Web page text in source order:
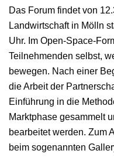
Das Forum findet von
Landwirtschaft in Mölln
Uhr. Im Open-Space-
Teilnehmenden selbst,
bewegen. Nach einer
die Arbeit der
Einführung in die
Marktphase gesammelt
bearbeitet werden. Zum
beim sogenannten